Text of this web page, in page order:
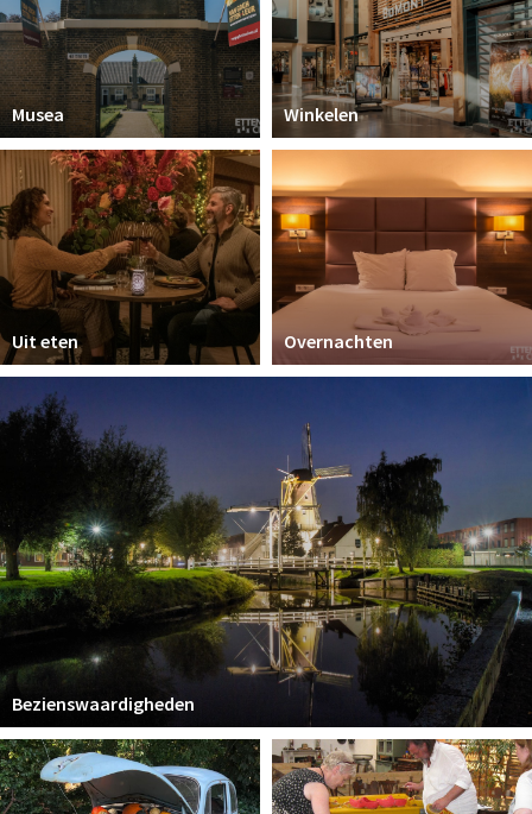
Musea Winkelen
Uit eten Overnachten
Bezienswaardigheden